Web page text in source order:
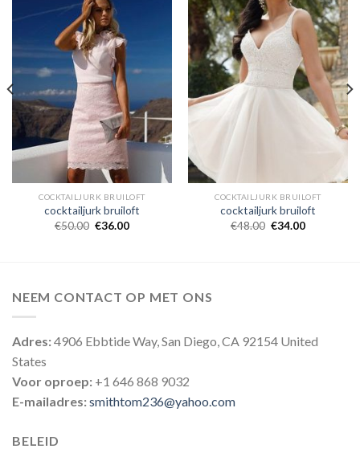
COCKTAILJURK BRUILOFT
cocktailjurk bruiloft
€50.00 €36.00
COCKTAILJURK BRUILOFT
cocktailjurk bruiloft
€48.00 €34.00
NEEM CONTACT OP MET ONS
Adres:4906 Ebbtide Way, San Diego, CA 92154 United
States
Voor oproep: +1 646 868 9032
E-mailadres:smithtom236@yahoo.com
BELEID